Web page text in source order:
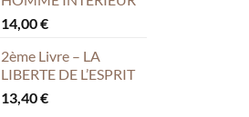
14,00€
2ème Livre – LA
LIBERTE DE L’ESPRIT
13,40€